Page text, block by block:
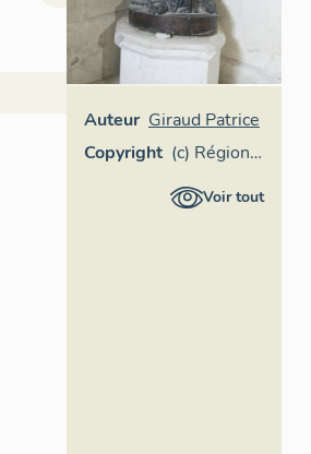
Auteur Giraud Patrice
Copyright (c) Région
Pays de la
Voir tout